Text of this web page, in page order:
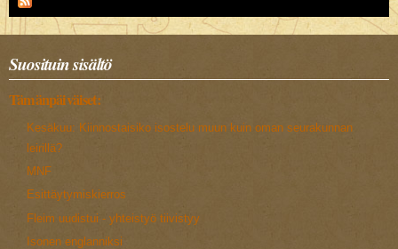
Suosituin sisältö
Tämänpäiväiset:
Kesäkuu: Kiinnostaisiko isostelu muun kuin oman seurakunnan
leirillä?
MNF
Esittäytymiskierros
Fleim uudistui - yhteistyö tiivistyy
Isonen englanniksi